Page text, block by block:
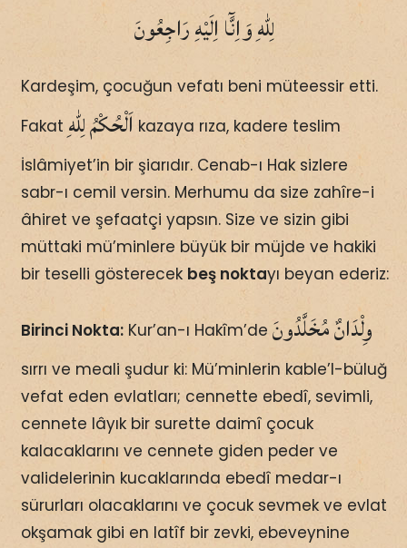
لِلّٰهِ وَاِنَّٓا اِلَيْهِ رَاجِعُونَ
Kardeşim, çocuğun vefatı beni müteessir etti.
Fakat اَلْحُكْمُ لِلّٰهِ kazaya rıza, kadere teslim
İslâmiyet’in bir şiarıdır. Cenab-ı Hak sizlere
sabr-ı cemil versin. Merhumu da size zahîre-i
âhiret ve şefaatçi yapsın. Size ve sizin gibi
müttaki mü’minlere büyük bir müjde ve hakiki
bir teselli gösterecek beş noktayı beyan ederiz:
Birinci Nokta:Kur’an-ı Hakîm’de وِلْدَانٌ مُخَلَّدُونَ
sırrı ve meali şudur ki: Mü’minlerin kable’l-büluğ
vefat eden evlatları; cennette ebedî, sevimli,
cennete lâyık bir surette daimî çocuk
kalacaklarını ve cennete giden peder ve
validelerinin kucaklarında ebedî medar-ı
sürurları olacaklarını ve çocuk sevmek ve evlat
okşamak gibi en latîf bir zevki, ebeveynine